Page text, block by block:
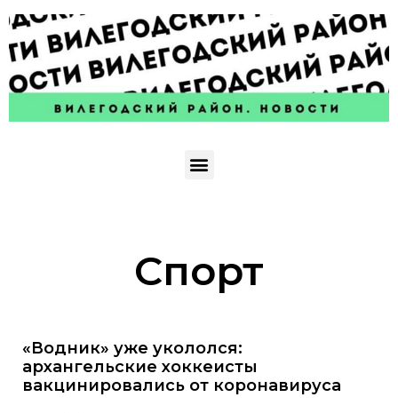
Спорт
«Водник» уже укололся:
архангельские хоккеисты
вакцинировались от коронавируса